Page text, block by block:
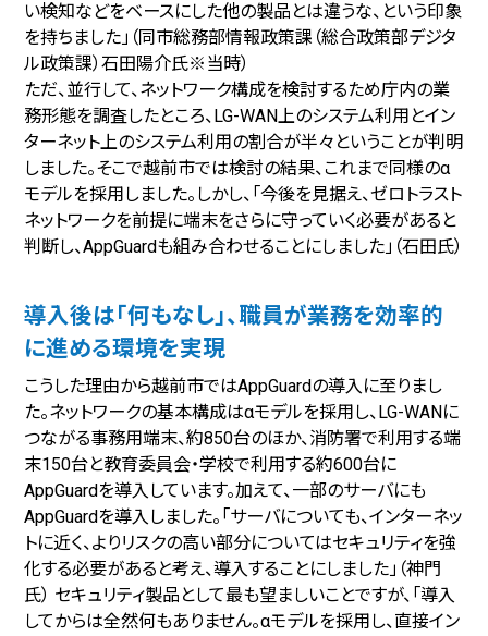
い検知などをベースにした他の製品とは違うな、という印象
を持ちました」（同市総務部情報政策課（総合政策部デジタ
ル政策課）石田陽介氏※当時）
ただ、並行して、ネットワーク構成を検討するため庁内の業
務形態を調査したところ、LG-WAN上のシステム利用とイン
ターネット上のシステム利用の割合が半々ということが判明
しました。そこで越前市では検討の結果、これまで同様のα
モデルを採用しました。しかし、「今後を見据え、ゼロトラスト
ネットワークを前提に端末をさらに守っていく必要があると
判断し、AppGuardも組み合わせることにしました」（石田氏）
導入後は「何もなし」、職員が業務を効率的
に進める環境を実現
こうした理由から越前市ではAppGuardの導入に至りまし
た。ネットワークの基本構成はαモデルを採用し、LG-WANに
つながる事務用端末、約850台のほか、消防署で利用する端
末150台と教育委員会・学校で利用する約600台に
AppGuardを導入しています。加えて、一部のサーバにも
AppGuardを導入しました。「サーバについても、インターネッ
トに近く、よりリスクの高い部分についてはセキュリティを強
化する必要があると考え、導入することにしました」（神門
氏） セキュリティ製品として最も望ましいことですが、「導入
してからは全然何もありません。αモデルを採用し、直接イン